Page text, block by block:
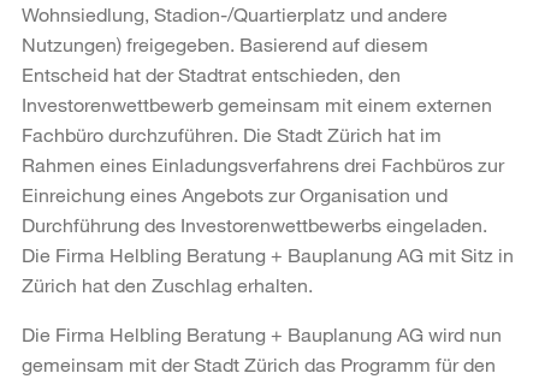
Wohnsiedlung, Stadion-/Quartierplatz und andere
Nutzungen) freigegeben. Basierend auf diesem
Entscheid hat der Stadtrat entschieden, den
Investorenwettbewerb gemeinsam mit einem externen
Fachbüro durchzuführen. Die Stadt Zürich hat im
Rahmen eines Einladungsverfahrens drei Fachbüros zur
Einreichung eines Angebots zur Organisation und
Durchführung des Investorenwettbewerbs eingeladen.
Die Firma Helbling Beratung + Bauplanung AG mit Sitz in
Zürich hat den Zuschlag erhalten.
Die Firma Helbling Beratung + Bauplanung AG wird nun
gemeinsam mit der Stadt Zürich das Programm für den